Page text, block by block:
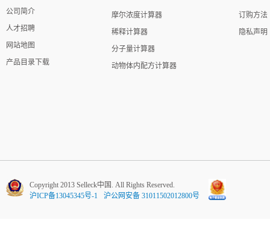
公司简介
人才招聘
网站地图
产品目录下载
摩尔浓度计算器
稀释计算器
分子量计算器
动物体内配方计算器
订购方法
隐私声明
Copyright 2013 Selleck中国. All Rights Reserved.
沪ICP备13045345号-1
沪公网安备 31011502012800号